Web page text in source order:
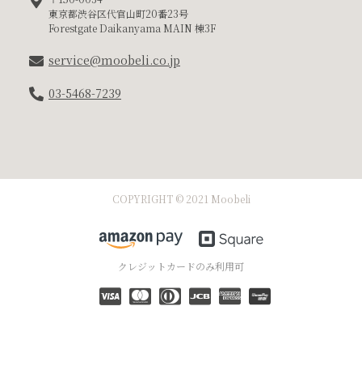
東京都渋谷区代官山町20番23号
Forestgate Daikanyama MAIN 棟3F
service@moobeli.co.jp
03-5468-7239
COPYRIGHT © 2021 Moobeli
クレジットカードのみ利用可